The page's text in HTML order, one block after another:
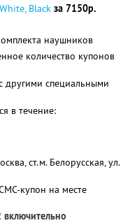
Black за 7150р.
наушников
количество купонов
другими специальными
в течение:
ст.м. Белорусская, ул.
купон на месте